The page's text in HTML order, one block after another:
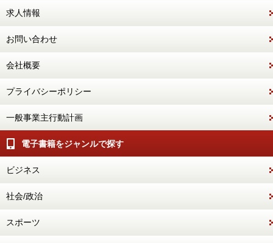
求人情報
お問い合わせ
会社概要
プライバシーポリシー
一般事業主行動計画
電子書籍をジャンルで探す
ビジネス
社会/政治
スポーツ